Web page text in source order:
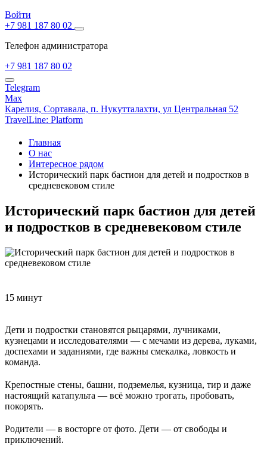
Войти
+7 981 187 80 02
Телефон администратора
+7 981 187 80 02
Telegram
Max
Карелия, Сортавала, п. Нукутталахти, ул Центральная 52
TravelLine: Platform
Главная
О нас
Интересное рядом
Исторический парк бастион для детей и подростков в
средневековом стиле
Исторический парк бастион для детей
и подростков в средневековом стиле
15 минут
Дети и подростки становятся рыцарями, лучниками,
кузнецами и исследователями — с мечами из дерева, луками,
доспехами и заданиями, где важны смекалка, ловкость и
команда.
Крепостные стены, башни, подземелья, кузница, тир и даже
настоящий катапульта — всё можно трогать, пробовать,
покорять.
Родители — в восторге от фото. Дети — от свободы и
приключений.